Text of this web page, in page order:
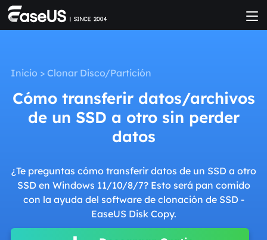
Inicio > Clonar Disco/Partición
Cómo transferir datos/archivos
de un SSD a otro sin perder
datos
¿Te preguntas cómo transferir datos de un SSD a otro
SSD en Windows 11/10/8/7? Esto será pan comido
con la ayuda del software de clonación de SSD -
EaseUS Disk Copy.